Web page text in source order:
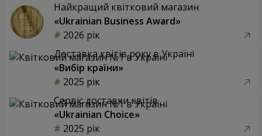
Найкращий квітковий магазин
«Ukrainian Business Award»
2026 рік
Доставка квітів року в Україні
«Вибір країни»
2025 рік
Сервіс доставки квітів
«Ukrainian Choice»
2025 рік